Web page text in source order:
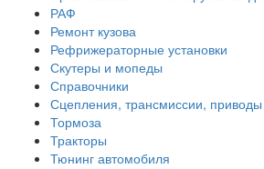
РАФ
Ремонт кузова
Рефрижераторные установки
Скутеры и мопеды
Справочники
Сцепления, трансмиссии, приводы
Тормоза
Тракторы
Тюнинг автомобиля